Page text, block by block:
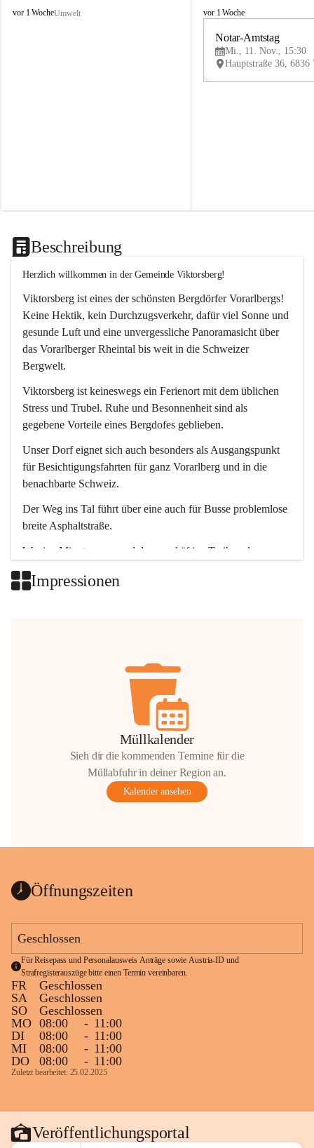
V
vor 1 WocheUmwelt
V
vor 1 Woche
Notar-Amtstag
Mi., 11. Nov., 15:30
Beschreibung
Herzlich willkommen in der Gemeinde Viktorsberg!
Viktorsberg ist eines der schönsten Bergdörfer Vorarlbergs!
Keine Hektik, kein Durchzugsverkehr, dafür viel Sonne und
gesunde Luft und eine unvergessliche Panoramasicht über
das Vorarlberger Rheintal bis weit in die Schweizer
Bergwelt.
Viktorsberg ist keineswegs ein Ferienort mit dem üblichen
Stress und Trubel. Ruhe und Besonnenheit sind als
gegebene Vorteile eines Bergdofes geblieben.
Unser Dorf eignet sich auch besonders als Ausgangspunkt
für Besichtigungsfahrten für ganz Vorarlberg und in die
benachbarte Schweiz.
Der Weg ins Tal führt über eine auch für Busse problemlose
breite Asphaltstraße.
Wenige Minuten nur, und das geschäftige Treiben der
Impressionen
Müllkalender
Sieh dir die kommenden Termine für die
Müllabfuhr in deiner Region an.
Kalender ansehen
Öffnungszeiten
Geschlossen
Für Reisepass und Personalausweis Anträge sowie Austria-ID und
Strafregisterauszüge bitte einen Termin vereinbaren.
FR
Geschlossen
SA
Geschlossen
SO
Geschlossen
MO 08:00 - 11:00
DI
08:00 - 11:00
MI
08:00 - 11:00
DO
08:00 - 11:00
Zuletzt bearbeitet: 25.02.2025
Veröffentlichungsportal